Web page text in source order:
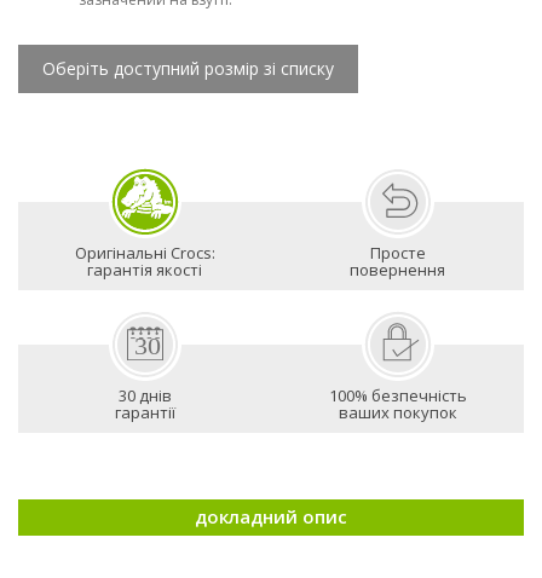
Оберіть доступний розмір зі списку
Оригінальні Crocs:
гарантія якості
Просте
повернення
30 днів
гарантії
100% безпечність
ваших покупок
докладний опис